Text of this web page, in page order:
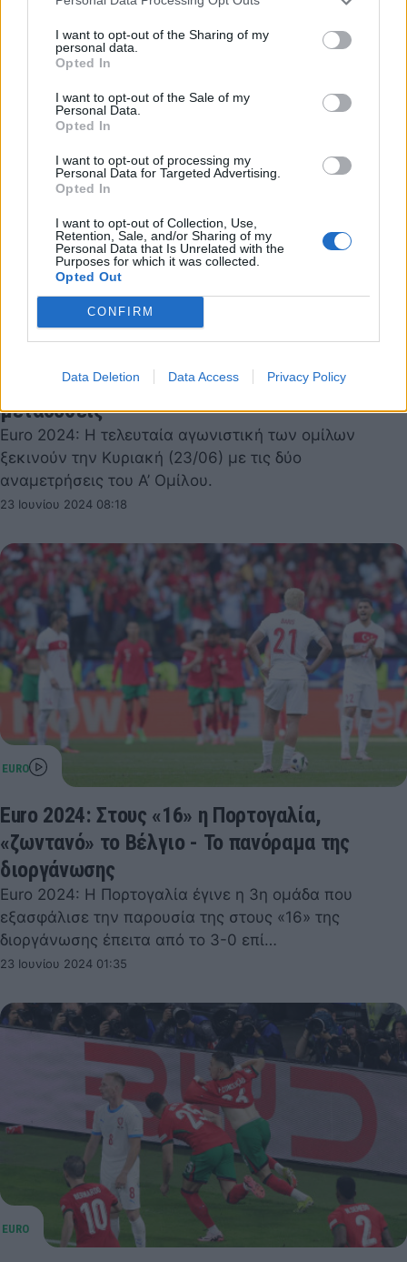
I want to opt-out of the Sharing of my
personal data.
Opted In
I want to opt-out of the Sale of my
Personal Data.
Opted In
I want to opt-out of processing my
Personal Data for Targeted Advertising.
Opted In
I want to opt-out of Collection, Use,
Retention, Sale, and/or Sharing of my
Personal Data that Is Unrelated with the
Purposes for which it was collected.
Opted Out
CONFIRM
Data Deletion Data Access Privacy Policy
25 Ιουνίου 2024 11:45
Σκωτία στον Α’ Όμιλο - Το πρόγραμμα και οι
μεταδόσεις
Euro 2024: Η τελευταία αγωνιστική των ομίλων
ξεκινούν την Κυριακή (23/06) με τις δύο
αναμετρήσεις του Α’ Ομίλου.
23 Ιουνίου 2024 08:18
Euro 2024: Στους «16» η Πορτογαλία,
«ζωντανό» το Βέλγιο - Το πανόραμα της
διοργάνωσης
Euro 2024: Η Πορτογαλία έγινε η 3η ομάδα που
εξασφάλισε την παρουσία της στους «16» της
διοργάνωσης έπειτα από το 3-0 επί…
23 Ιουνίου 2024 01:35